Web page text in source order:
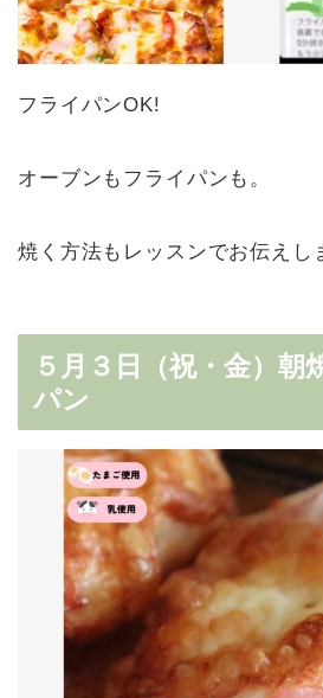
フライパンOK!
オーブンもフライパンも。
焼く方法もレッスンでお伝えし
５月３日（祝・金）朝
パン